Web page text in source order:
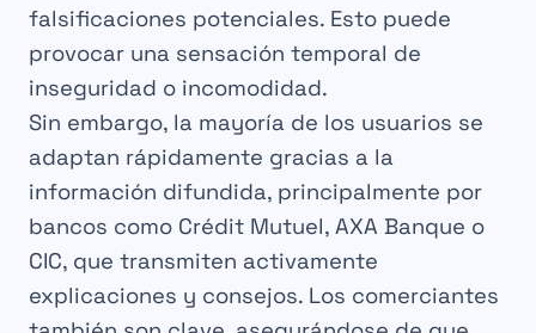
falsificaciones potenciales. Esto puede
provocar una sensación temporal de
inseguridad o incomodidad.
Sin embargo, la mayoría de los usuarios se
adaptan rápidamente gracias a la
información difundida, principalmente por
bancos como Crédit Mutuel, AXA Banque o
CIC, que transmiten activamente
explicaciones y consejos. Los comerciantes